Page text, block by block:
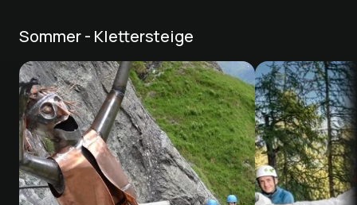
Sommer - Klettersteige